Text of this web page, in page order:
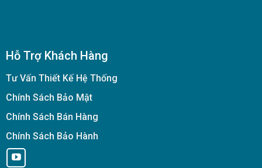
Hỗ Trợ Khách Hàng
Tư Vấn Thiết Kế Hệ Thống
Chính Sách Bảo Mật
Chính Sách Bán Hàng
Chính Sách Bảo Hành